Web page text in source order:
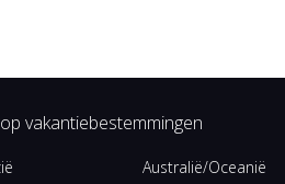
vakantiebestemmingen
Australië/Oceanië